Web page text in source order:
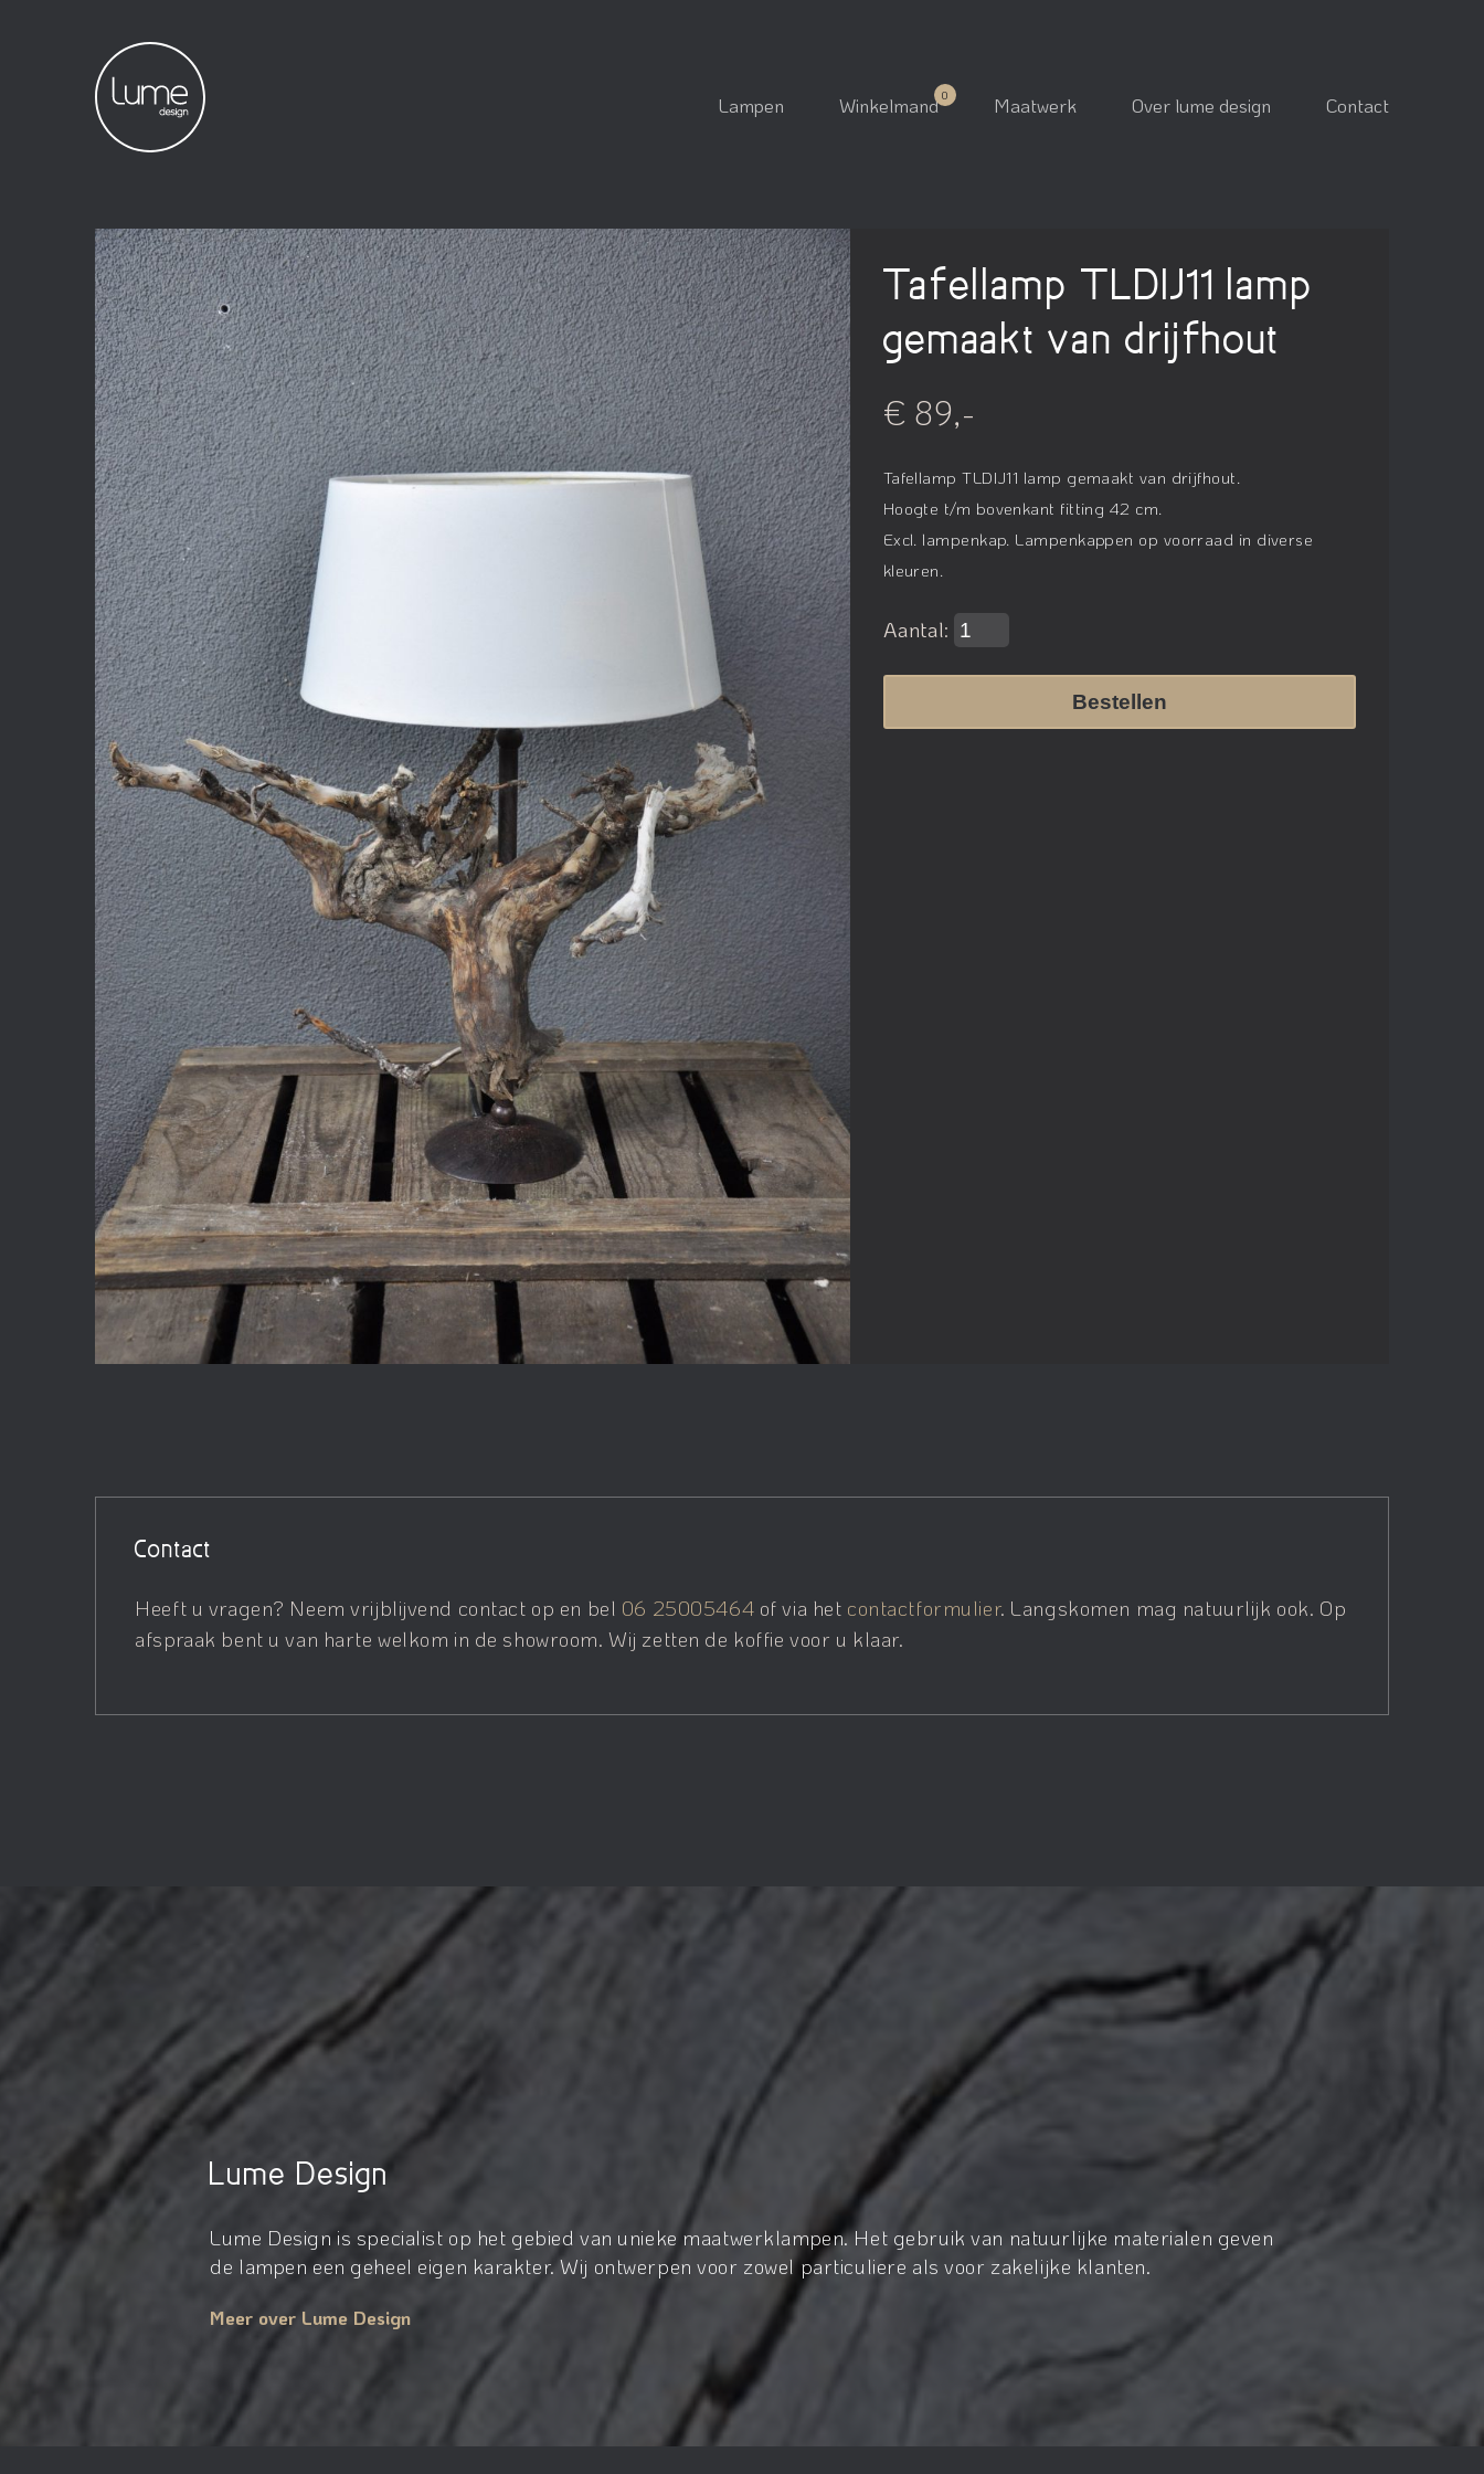
Lampen Winkelmand Maatwerk Over lume design Contact
Tafellamp TLDIJ11 lamp
gemaakt van drijfhout
€ 89,-
Tafellamp TLDIJ11 lamp gemaakt van drijfhout.
Hoogte t/m bovenkant fitting 42 cm.
Excl. lampenkap. Lampenkappen op voorraad in diverse
kleuren.
Aantal:
Bestellen
Contact
Heeft u vragen? Neem vrijblijvend contact op en bel 06 25005464 of via het contactformulier. Langskomen mag natuurlijk ook. Op
afspraak bent u van harte welkom in de showroom. Wij zetten de koffie voor u klaar.
Lume Design
Lume Design is specialist op het gebied van unieke maatwerklampen. Het gebruik van natuurlijke materialen geven
de lampen een geheel eigen karakter. Wij ontwerpen voor zowel particuliere als voor zakelijke klanten.
Meer over Lume Design